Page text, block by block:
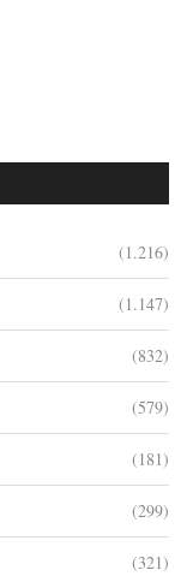
(1.216)
(1.147)
(832)
(579)
(181)
(299)
(321)